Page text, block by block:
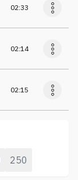
02:33
02:14
02:15
250